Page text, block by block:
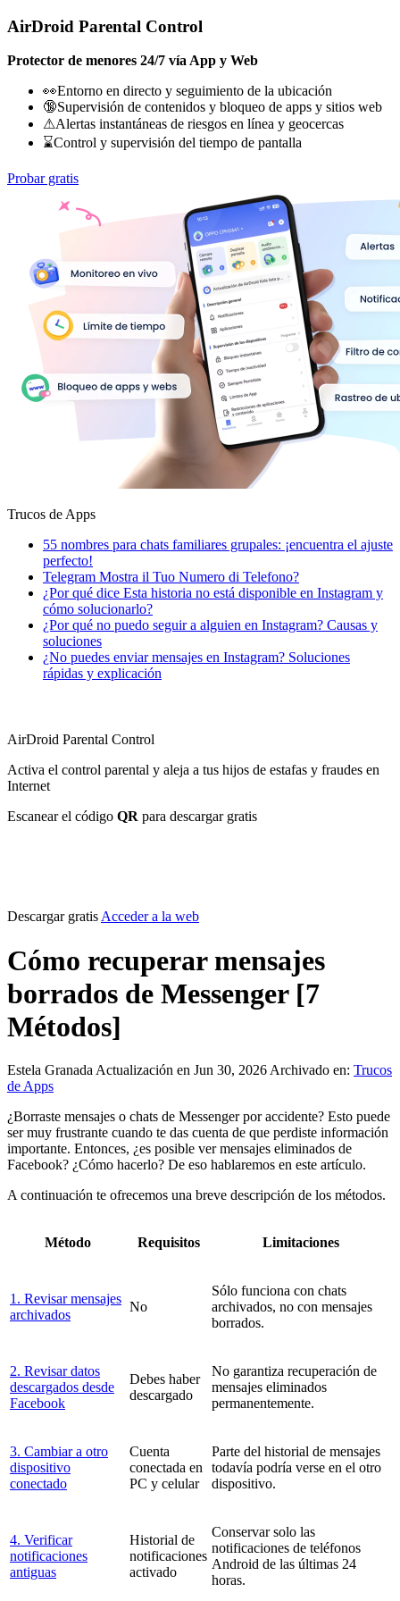
AirDroid Parental Control
Protector de menores 24/7 vía App y Web
👀Entorno en directo y seguimiento de la ubicación
🔞Supervisión de contenidos y bloqueo de apps y sitios web
⚠Alertas instantáneas de riesgos en línea y geocercas
⌛Control y supervisión del tiempo de pantalla
Probar gratis
Trucos de Apps
55 nombres para chats familiares grupales: ¡encuentra el ajuste
perfecto!
Telegram Mostra il Tuo Numero di Telefono?
¿Por qué dice Esta historia no está disponible en Instagram y
cómo solucionarlo?
¿Por qué no puedo seguir a alguien en Instagram? Causas y
soluciones
¿No puedes enviar mensajes en Instagram? Soluciones
rápidas y explicación
AirDroid Parental Control
Activa el control parental y aleja a tus hijos de estafas y fraudes en
Internet
Escanear el código QR para descargar gratis
Descargar gratisAcceder a la web
Cómo recuperar mensajes
borrados de Messenger [7
Métodos]
Estela Granada Actualización en Jun 30, 2026 Archivado en: Trucos
de Apps
¿Borraste mensajes o chats de Messenger por accidente? Esto puede
ser muy frustrante cuando te das cuenta de que perdiste información
importante. Entonces, ¿es posible ver mensajes eliminados de
Facebook? ¿Cómo hacerlo? De eso hablaremos en este artículo.
A continuación te ofrecemos una breve descripción de los métodos.
Método Requisitos Limitaciones
1. Revisar mensajes
archivados
No
Sólo funciona con chats
archivados, no con mensajes
borrados.
2. Revisar datos
descargados desde
Facebook
Debes haber
descargado
No garantiza recuperación de
mensajes eliminados
permanentemente.
3. Cambiar a otro
dispositivo
conectado
Cuenta
conectada en
PC y celular
Parte del historial de mensajes
todavía podría verse en el otro
dispositivo.
4. Verificar
notificaciones
antiguas
Historial de
notificaciones
activado
Conservar solo las
notificaciones de teléfonos
Android de las últimas 24
horas.